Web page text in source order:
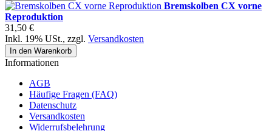
Bremskolben CX vorne
Reproduktion
31,50 €
Inkl. 19% USt., zzgl. Versandkosten
In den Warenkorb
Informationen
AGB
Häufige Fragen (FAQ)
Datenschutz
Versandkosten
Widerrufsbelehrung